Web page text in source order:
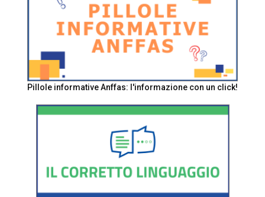
Pillole informative Anffas: l'informazione con un click!